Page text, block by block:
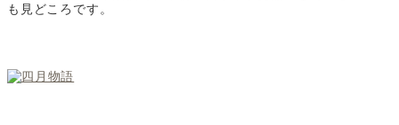
も見どころです。